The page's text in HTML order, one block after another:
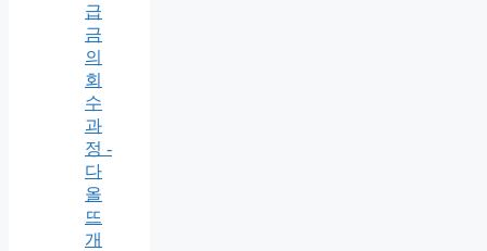
급
금
의
회
수
과
정 -
다
올
뜨
개